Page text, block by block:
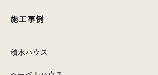
施工事例
積水ハウス